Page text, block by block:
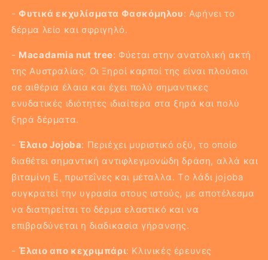
- Φυτικά εκχυλίσματα Φασκόμηλου: Αφήνει το
δέρμα λείο και σφριγηλό.
- Macadamia nut tree: Φύεται στην ανατολική ακτή
της Αυστραλίας. Οι Ξηροί καρποί της είναι πλούσιοι
σε αιθέρια έλαια και έχει πολύ σημαντικες
ενυδατικές ιδιότητες ιδιαίτερα στα ξηρά και πολύ
ξηρά δέρματα.
- Έλαιο Jojoba: Περιέχει μυριστικό οξύ, το οποίο
διαθέτει σημαντική αντιφλεγμονώδη δράση, αλλά και
βιταμίνη E, πρωτεΐνες και μέταλλα. Tο λάδι jojoba
συγκρατεί την υγρασία στους ιστούς, με αποτέλεσμα
να διατηρείται το δέρμα ελαστικό και να
επιβραδύνεται η διαδικασία γήρανσης.
- Έλαιο απο κεχριμπάρι: Kλινικές έρευνες